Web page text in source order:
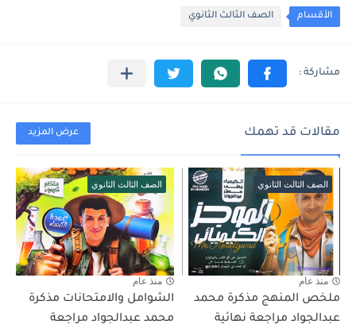
الأقسام الصف الثالث الثانوي
مقالات قد تهمك عرض المزيد
الصف الثالث الثانوي
منذ عام
ملخص المنهج مذكرة محمد
عبدالجواد مراجعة نهائية
الصف الثالث الثانوي
منذ عام
الشوامل والامتحانات مذكرة
محمد عبدالجواد مراجعة